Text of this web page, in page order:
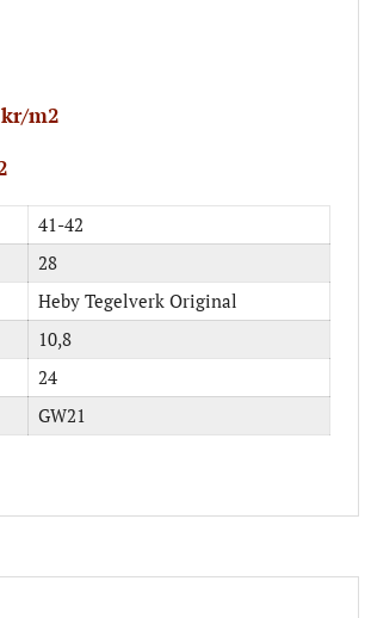
m2
41-42
28
Heby Tegelverk Original
10,8
24
GW21